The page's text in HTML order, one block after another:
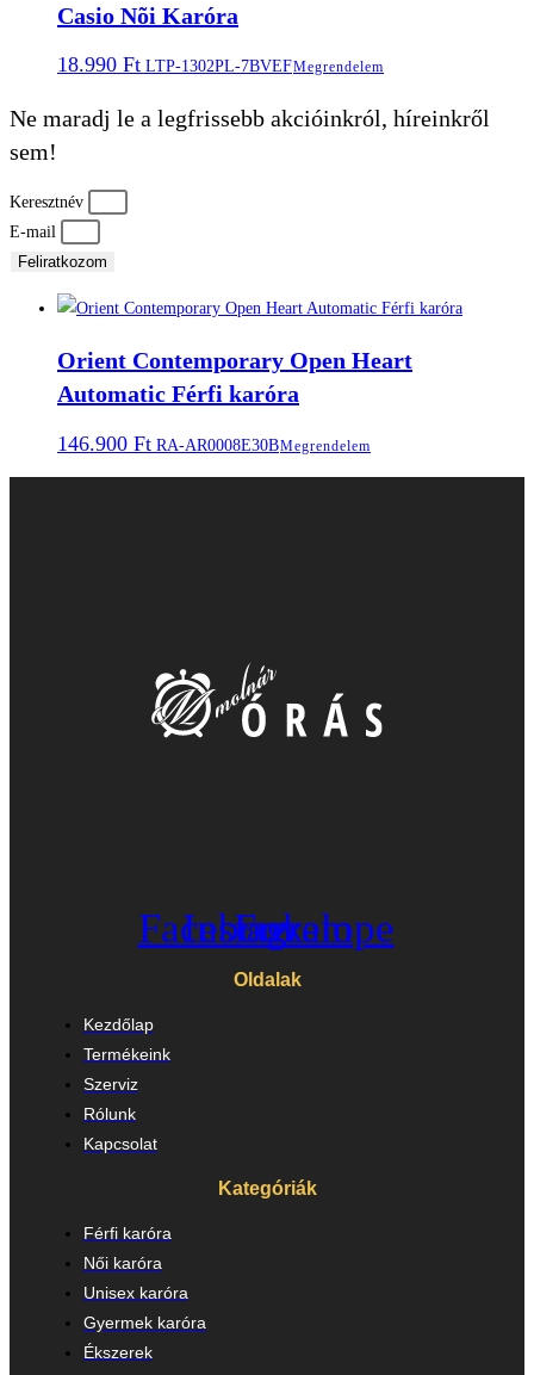
Casio Nõi Karóra
18.990 Ft LTP-1302PL-7BVEFMegrendelem
Ne maradj le a legfrissebb akcióinkról, híreinkről
sem!
Keresztnév
E-mail
Feliratkozom
Orient Contemporary Open Heart
Automatic Férfi karóra
146.900 Ft RA-AR0008E30BMegrendelem
Facebook
Instagram
Envelope
Oldalak
Kezdőlap
Termékeink
Szerviz
Rólunk
Kapcsolat
Kategóriák
Férfi karóra
Női karóra
Unisex karóra
Gyermek karóra
Ékszerek